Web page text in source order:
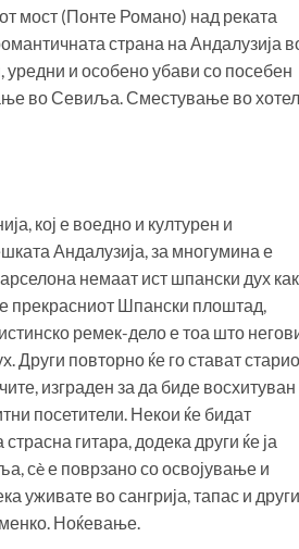
мост (Понте Романо) над реката
страна на Андалузија
уредни и особено убави со посебен
во Севиља. Сместување во хотел.
кој е воедно и културен и
Андалузија, за многумина е
немаат ист шпански дух
прекрасниот Шпански плоштад,
ремек-дело е тоа што
Други повторно ќе го стават
изграден за да биде восхитуван
посетители. Некои ќе бидат
гитара, додека други ќе ја
сè е поврзано со освојување и
уживате во сангрија, тапас и други
Ноќевање.